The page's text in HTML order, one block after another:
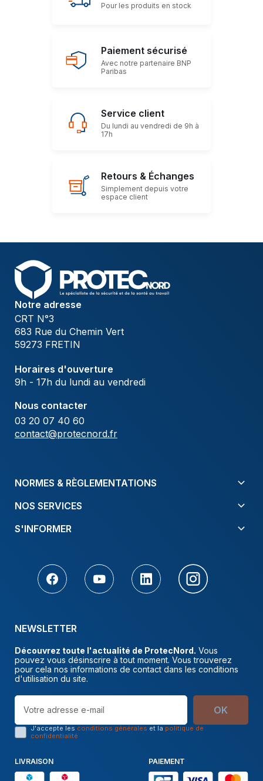
Pour les produits en stock
Paiement sécurisé
Avec notre partenaire BNP
Paribas
Service client
Du lundi au vendredi de 9h à
17h
Retours & Échanges
Simplement depuis votre
espace client
Notre adresse
CRT N°3
683 Rue du Chemin Vert
59273 FRETIN
Horaires d'ouverture
9h - 17h du lundi au vendredi
Nous contacter
03 20 07 40 60
contact@protecnord.fr
NORMES & RÈGLEMENTATIONS
NOS SERVICES
S'INFORMER
NEWSLETTER
Découvrez toute l'actualité de ProtecNord. Vous
pouvez vous désinscrire à tout moment. Vous trouverez
pour cela nos informations de contact dans les conditions
d'utilisation du site.
OK
J'accepte les conditions générales et la politique de
confidentialité
LIVRAISON PAIEMENT